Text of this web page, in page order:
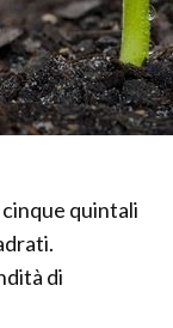
quintali
di